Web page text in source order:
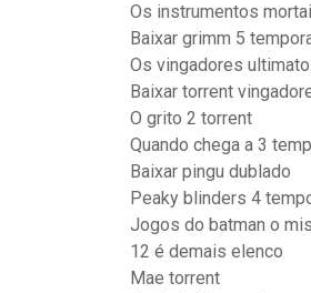
Os instrumentos
Baixar grimm 5
Os vingadores
Baixar torrent
O grito 2 torrent
Quando chega a 3
Baixar pingu dublado
Peaky blinders 4
Jogos do batman o
12 é demais elenco
Mae torrent